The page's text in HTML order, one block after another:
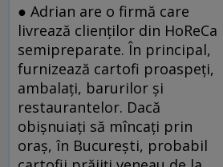
● Adrian are o firmă care
livrează clienților din HoReCa
semipreparate. În principal,
furnizează cartofi proaspeți,
ambalați, barurilor și
restaurantelor. Dacă
obișnuiați să mîncați prin
oraș, în București, probabil